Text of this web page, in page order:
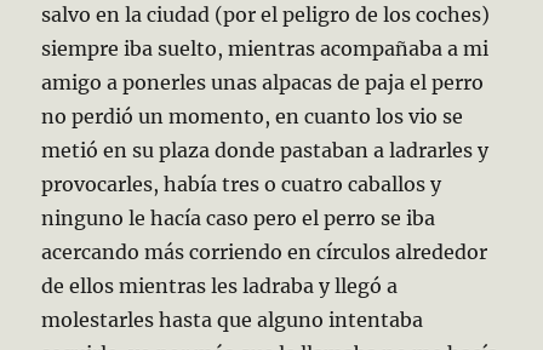
salvo en la ciudad (por el peligro de los coches)
siempre iba suelto, mientras acompañaba a mi
amigo a ponerles unas alpacas de paja el perro
no perdió un momento, en cuanto los vio se
metió en su plaza donde pastaban a ladrarles y
provocarles, había tres o cuatro caballos y
ninguno le hacía caso pero el perro se iba
acercando más corriendo en círculos alrededor
de ellos mientras les ladraba y llegó a
molestarles hasta que alguno intentaba